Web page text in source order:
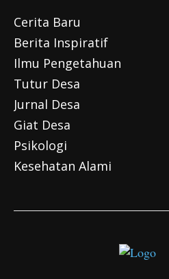
Cerita Baru
Berita Inspiratif
Ilmu Pengetahuan
Tutur Desa
Jurnal Desa
Giat Desa
Psikologi
Kesehatan Alami